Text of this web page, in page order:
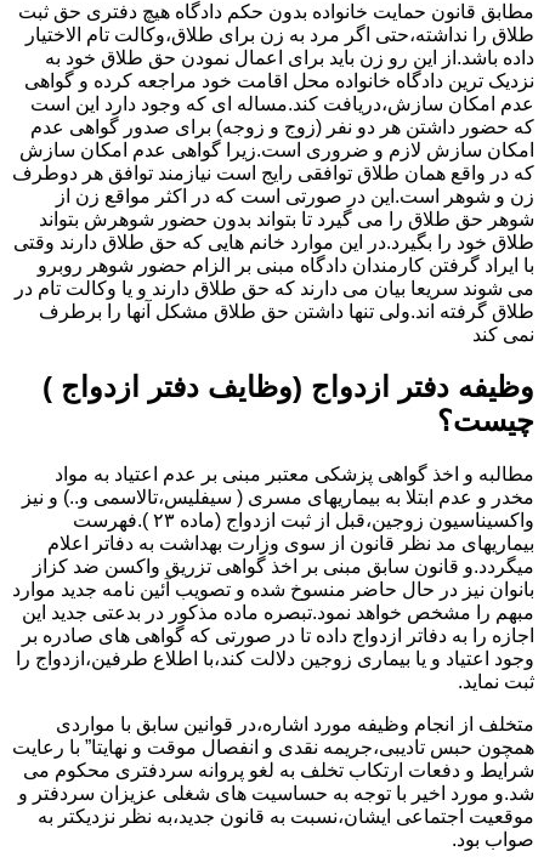
مطابق قانون حمایت خانواده بدون حکم دادگاه هیچ دفتری حق ثبت
طلاق را نداشته،حتی اگر مرد به زن برای طلاق،وکالت تام الاختیار
داده باشد.از این رو زن باید برای اعمال نمودن حق طلاق خود به
نزدیک ترین دادگاه خانواده محل اقامت خود مراجعه کرده و گواهی
عدم امکان سازش،دریافت کند.مساله ای که وجود دارد این است
که حضور داشتن هر دو نفر (زوج و زوجه) برای صدور گواهی عدم
امکان سازش لازم و ضروری است.زیرا گواهی عدم امکان سازش
که در واقع همان طلاق توافقی رایج است نیازمند توافق هر دوطرف
زن و شوهر است.این در صورتی است که در اکثر مواقع زن از
شوهر حق طلاق را می گیرد تا بتواند بدون حضور شوهرش بتواند
طلاق خود را بگیرد.در این موارد خانم هایی که حق طلاق دارند وقتی
با ایراد گرفتن کارمندان دادگاه مبنی بر الزام حضور شوهر روبرو
می شوند سریعا بیان می دارند که حق طلاق دارند و یا وکالت تام در
طلاق گرفته اند.ولی تنها داشتن حق طلاق مشکل آنها را برطرف
نمی کند
وظیفه دفتر ازدواج (وظایف دفتر ازدواج )
چیست؟
مطالبه و اخذ گواهی پزشکی معتبر مبنی بر عدم اعتیاد به مواد
مخدر و عدم ابتلا به بیماریهای مسری ( سیفلیس،تالاسمی و..) و نیز
واکسیناسیون زوجین،قبل از ثبت ازدواج (ماده ۲۳ ).فهرست
بیماریهای مد نظر قانون از سوی وزارت بهداشت به دفاتر اعلام
میگردد.و قانون سابق مبنی بر اخذ گواهی تزریق واکسن ضد کزاز
بانوان نیز در حال حاضر منسوخ شده و تصویب آئین نامه جدید موارد
مبهم را مشخص خواهد نمود.تبصره ماده مذکور در بدعتی جدید این
اجازه را به دفاتر ازدواج داده تا در صورتی که گواهی های صادره بر
وجود اعتیاد و یا بیماری زوجین دلالت کند،با اطلاع طرفین،ازدواج را
ثبت نماید.
متخلف از انجام وظیفه مورد اشاره،در قوانین سابق با مواردی
همچون حبس تادیبی،جریمه نقدی و انفصال موقت و نهایتا” با رعایت
شرایط و دفعات ارتکاب تخلف به لغو پروانه سردفتری محکوم می
شد.و مورد اخیر با توجه به حساسیت های شغلی عزیزان سردفتر و
موقعیت اجتماعی ایشان،نسبت به قانون جدید،به نظر نزدیکتر به
صواب بود.